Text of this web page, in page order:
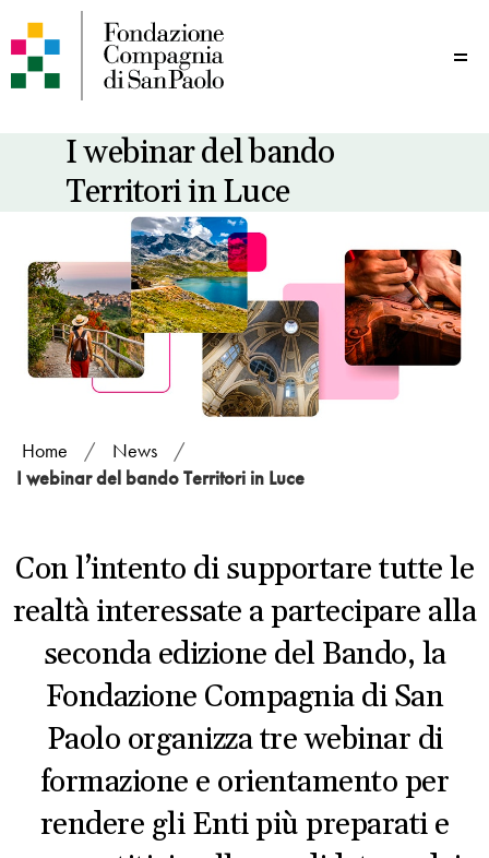
I webinar del bando
Territori in Luce
Home / News
/
I webinar del bando Territori in Luce
Con l’intento di supportare tutte le
realtà interessate a partecipare alla
seconda edizione del Bando, la
Fondazione Compagnia di San
Paolo organizza tre webinar di
formazione e orientamento per
rendere gli Enti più preparati e